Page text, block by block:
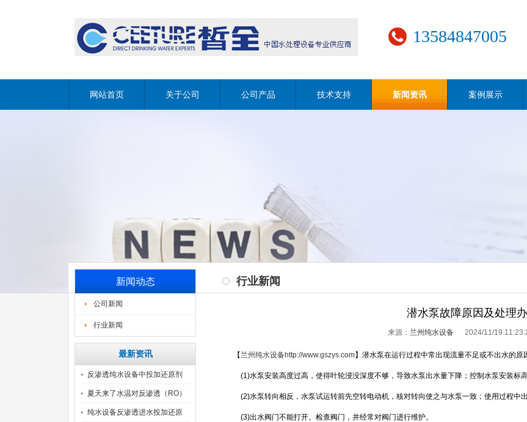
13584847005
网站首页 关于公司 公司产品 技术支持 新闻资讯 案例展示
新闻动态
公司新闻
行业新闻
最新资讯
反渗透纯水设备中投加还原剂
注
夏天来了水温对反渗透（RO）
纯水设备反渗透进水投加还原
行业新闻
潜水泵故障原因及处理
来源： 兰州纯水设备 2024/11/19
【 兰州纯水设备http://www.gszys.com】潜水泵在运行过程中常出现流量不足或不出水的原
(1)水泵安装高度过高，使得叶轮浸没深度不够，导致水泵出水量下降；控制水泵安装标
(2)水泵转向相反，水泵试运转前先空转电动机，核对转向使之与水泵一致；使用过程中
(3)出水阀门不能打开。检查阀门，并经常对阀门进行维护。